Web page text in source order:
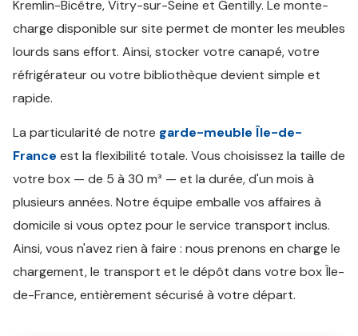
Kremlin-Bicêtre, Vitry-sur-Seine et Gentilly. Le monte-
charge disponible sur site permet de monter les meubles
lourds sans effort. Ainsi, stocker votre canapé, votre
réfrigérateur ou votre bibliothèque devient simple et
rapide.
La particularité de notre garde-meuble Île-de-
France est la flexibilité totale. Vous choisissez la taille de
votre box — de 5 à 30 m³ — et la durée, d'un mois à
plusieurs années. Notre équipe emballe vos affaires à
domicile si vous optez pour le service transport inclus.
Ainsi, vous n'avez rien à faire : nous prenons en charge le
chargement, le transport et le dépôt dans votre box Île-
de-France, entièrement sécurisé à votre départ.